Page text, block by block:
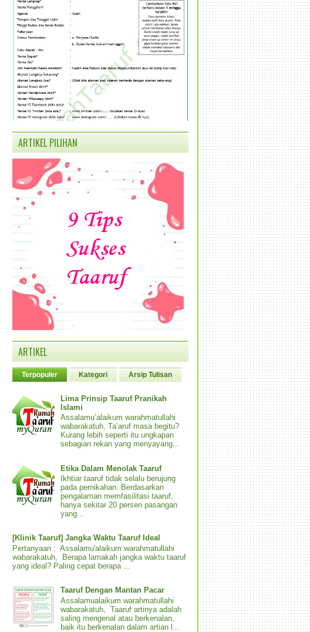
ARTIKEL PILIHAN
ARTIKEL
Terpopuler Kategori Arsip Tulisan
Lima Prinsip Taaruf Pranikah
Islami
Assalamu’alaikum warahmatullahi
wabarakatuh, Ta’aruf masa begitu?
Kurang lebih seperti itu ungkapan
sebagian rekan yang menyayang...
Etika Dalam Menolak Taaruf
Ikhtiar taaruf tidak selalu berujung
pada pernikahan. Berdasarkan
pengalaman memfasilitasi taaruf,
hanya sekitar 20 persen pasangan
yang...
[Klinik Taaruf] Jangka Waktu Taaruf Ideal
Pertanyaan : Assalamu'alaikum warahmatullahi
wabarakatuh, Berapa lamakah jangka waktu taaruf
yang ideal? Paling cepat berapa ...
Taaruf Dengan Mantan Pacar
Assalamualaikum warahmatullahi
wabarakatuh, Taaruf artinya adalah
saling mengenal atau berkenalan,
baik itu berkenalan dalam artian l...